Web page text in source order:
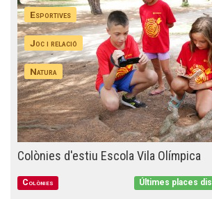
Esportives
Joc i relació
Natura
Colònies d'estiu Escola Vila Olímpica
Últimes places
Colònies